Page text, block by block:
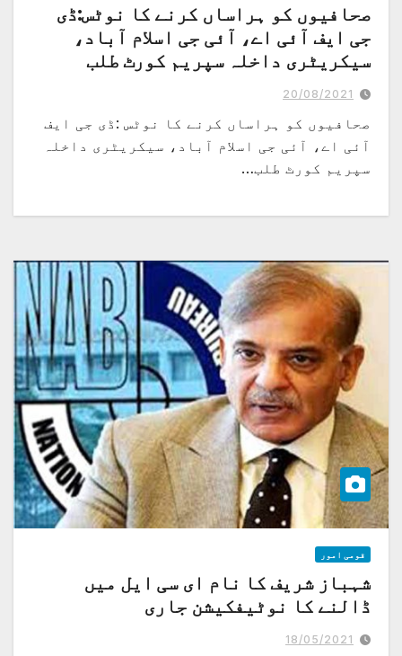
صحافیوں کو ہراساں کرنے کا نوٹس:ڈی
جی ایف آئی اے، آئی جی اسلام آباد،
سیکریٹری داخلہ سپریم کورٹ طلب
20/08/2021
صحافیوں کو ہراساں کرنے کا نوٹس :ڈی جی ایف
آئی اے، آئی جی اسلام آباد، سیکریٹری داخلہ
سپریم کورٹ طلب…
قومی امور
شہباز شریف کا نام ای سی ایل میں
ڈالنے کا نوٹیفکیشن جاری
18/05/2021